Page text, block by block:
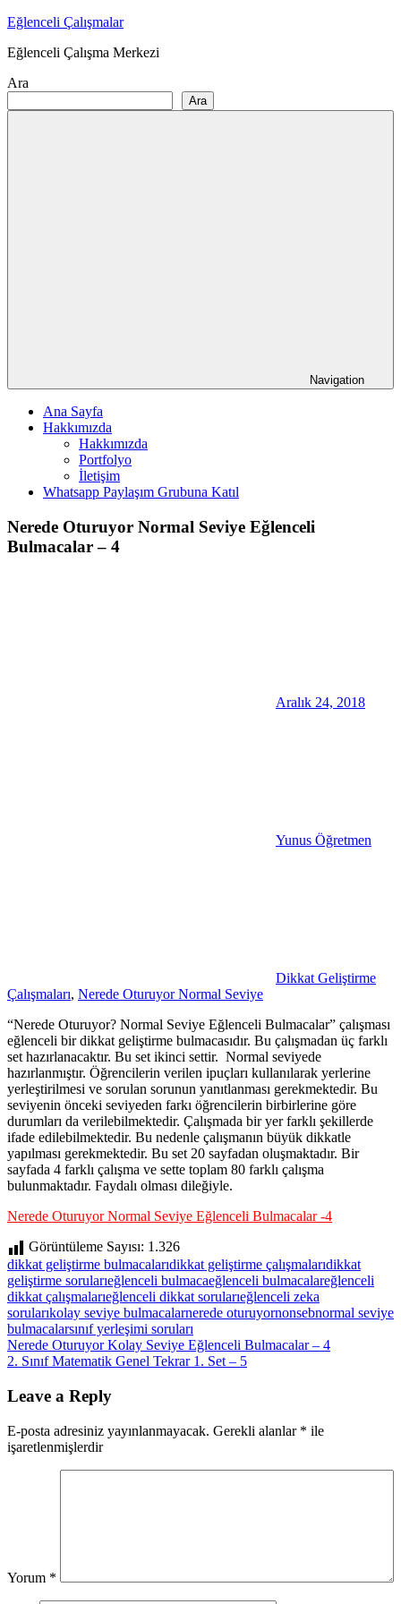
Skip
content
Eğlenceli Çalışmalar
Eğlenceli Çalışma Merkezi
Ara
Ara
Navigation
Ana Sayfa
Hakkımızda
Hakkımızda
Portfolyo
İletişim
Whatsapp Paylaşım Grubuna Katıl
Nerede Oturuyor Normal Seviye Eğlenceli
Bulmacalar – 4
Aralık 24, 2018
Yunus Öğretmen
Dikkat Geliştirme
Çalışmaları, Nerede Oturuyor Normal Seviye
“Nerede Oturuyor? Normal Seviye Eğlenceli Bulmacalar” çalışması
eğlenceli bir dikkat geliştirme bulmacasıdır. Bu çalışmadan üç farklı
set hazırlanacaktır. Bu set ikinci settir. Normal seviyede
hazırlanmıştır. Öğrencilerin verilen ipuçları kullanılarak yerlerine
yerleştirilmesi ve sorulan sorunun yanıtlanması gerekmektedir. Bu
seviyenin önceki seviyeden farkı öğrencilerin birbirlerine göre
durumları da verilebilmektedir. Çalışmada bir yer farklı şekillerde
ifade edilebilmektedir. Bu nedenle çalışmanın büyük dikkatle
yapılması gerekmektedir. Bu set 20 sayfadan oluşmaktadır. Bir
sayfada 4 farklı çalışma ve sette toplam 80 farklı çalışma
bulunmaktadır. Faydalı olması dileğiyle.
Nerede Oturuyor Normal Seviye Eğlenceli Bulmacalar -4
Görüntüleme Sayısı: 1.326
dikkat geliştirme bulmacalarıdikkat geliştirme çalışmalarıdikkat
geliştirme sorularıeğlenceli bulmacaeğlenceli bulmacalareğlenceli
dikkat çalışmalarıeğlenceli dikkat sorularıeğlenceli zeka
sorularıkolay seviye bulmacalarnerede oturuyornonsebnormal seviye
bulmacalarsınıf yerleşimi soruları
Yazı
gezinmesi
Previous
Post:
Nerede Oturuyor Kolay Seviye Eğlenceli Bulmacalar – 4
Next
2. Sınıf Matematik Genel Tekrar 1. Set – 5
Leave a Reply
E-posta adresiniz yayınlanmayacak. Gerekli alanlar * ile
işaretlenmişlerdir
Yorum *